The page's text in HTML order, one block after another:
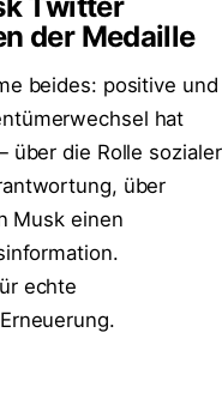
der Medaille
beides: positive und
hat
die Rolle sozialer
über
Musk einen
echte